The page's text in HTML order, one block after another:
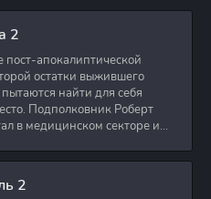
2
апокалиптической
остатки выжившего
найти для себя
Подполковник Роберт
в медицинском секторе и
2